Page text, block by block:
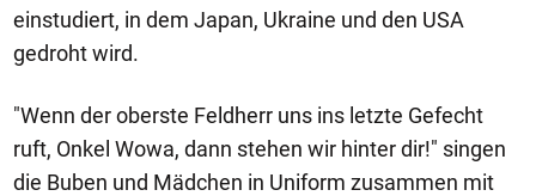
einstudiert, in dem Japan, Ukraine und den USA
gedroht wird.
"Wenn der oberste Feldherr uns ins letzte Gefecht
ruft, Onkel Wowa, dann stehen wir hinter dir!" singen
die Buben und Mädchen in Uniform zusammen mit